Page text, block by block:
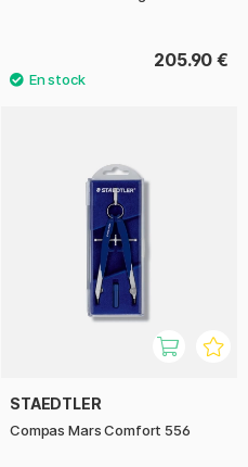
205.90 €
STAEDTLER
Compas Mars Comfort 556